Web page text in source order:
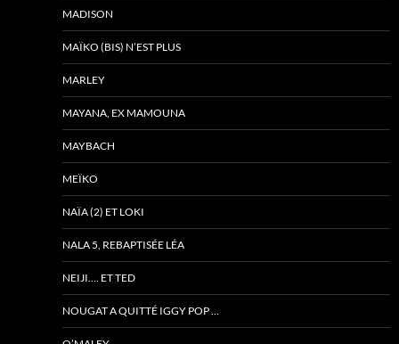
MADISON
MAÏKO (BIS) N’EST PLUS
MARLEY
MAYANA, EX MAMOUNA
MAYBACH
MEÏKO
NAÏA (2) ET LOKI
NALA 5, REBAPTISÉE LÉA
NEIJI…. ET TED
NOUGAT A QUITTÉ IGGY POP …